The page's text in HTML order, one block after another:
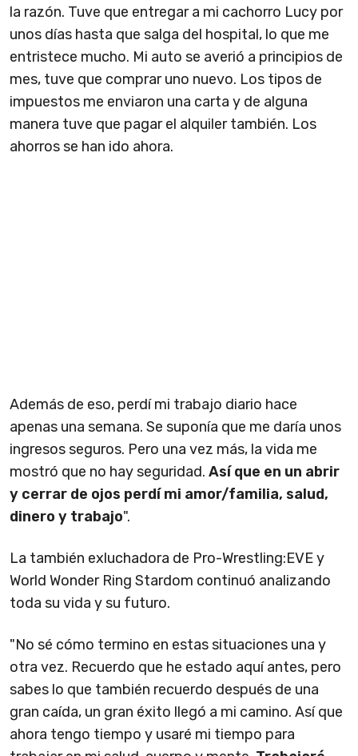
la razón. Tuve que entregar a mi cachorro Lucy por
unos días hasta que salga del hospital, lo que me
entristece mucho. Mi auto se averió a principios de
mes, tuve que comprar uno nuevo. Los tipos de
impuestos me enviaron una carta y de alguna
manera tuve que pagar el alquiler también. Los
ahorros se han ido ahora.
Además de eso, perdí mi trabajo diario hace
apenas una semana. Se suponía que me daría unos
ingresos seguros. Pero una vez más, la vida me
mostró que no hay seguridad. Así que en un abrir
y cerrar de ojos perdí mi amor/familia, salud,
dinero y trabajo".
La también exluchadora de Pro-Wrestling:EVE y
World Wonder Ring Stardom continuó analizando
toda su vida y su futuro.
"No sé cómo termino en estas situaciones una y
otra vez. Recuerdo que he estado aquí antes, pero
sabes lo que también recuerdo después de una
gran caída, un gran éxito llegó a mi camino. Así que
ahora tengo tiempo y usaré mi tiempo para